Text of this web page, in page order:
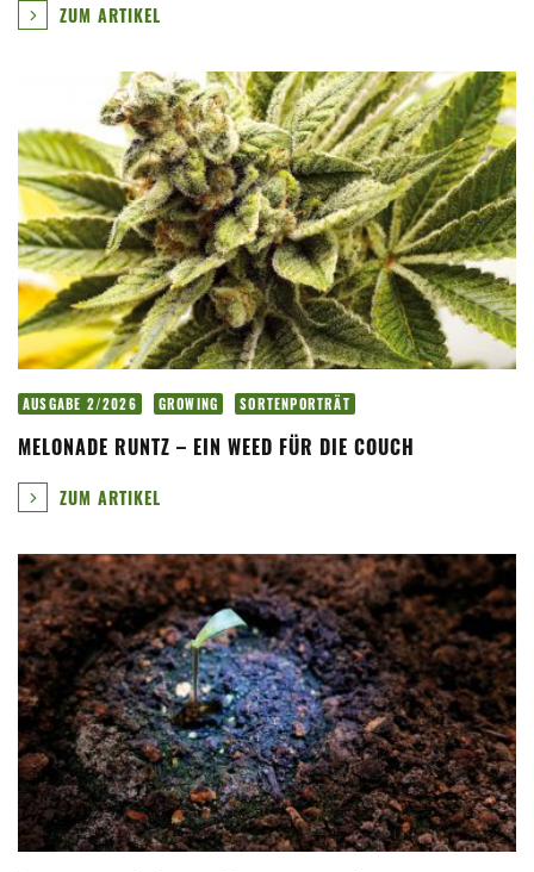
ZUM ARTIKEL
AUSGABE 2/2026 GROWING SORTENPORTRÄT
MELONADE RUNTZ – EIN WEED FÜR DIE COUCH
ZUM ARTIKEL